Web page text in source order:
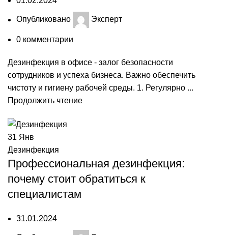
Опубликовано Эксперт
0 комментарии
Дезинфекция в офисе - залог безопасности
сотрудников и успеха бизнеса. Важно обеспечить
чистоту и гигиену рабочей среды. 1. Регулярно ...
Продолжить чтение
31 Янв
Дезинфекция
Профессиональная дезинфекция:
почему стоит обратиться к
специалистам
31.01.2024